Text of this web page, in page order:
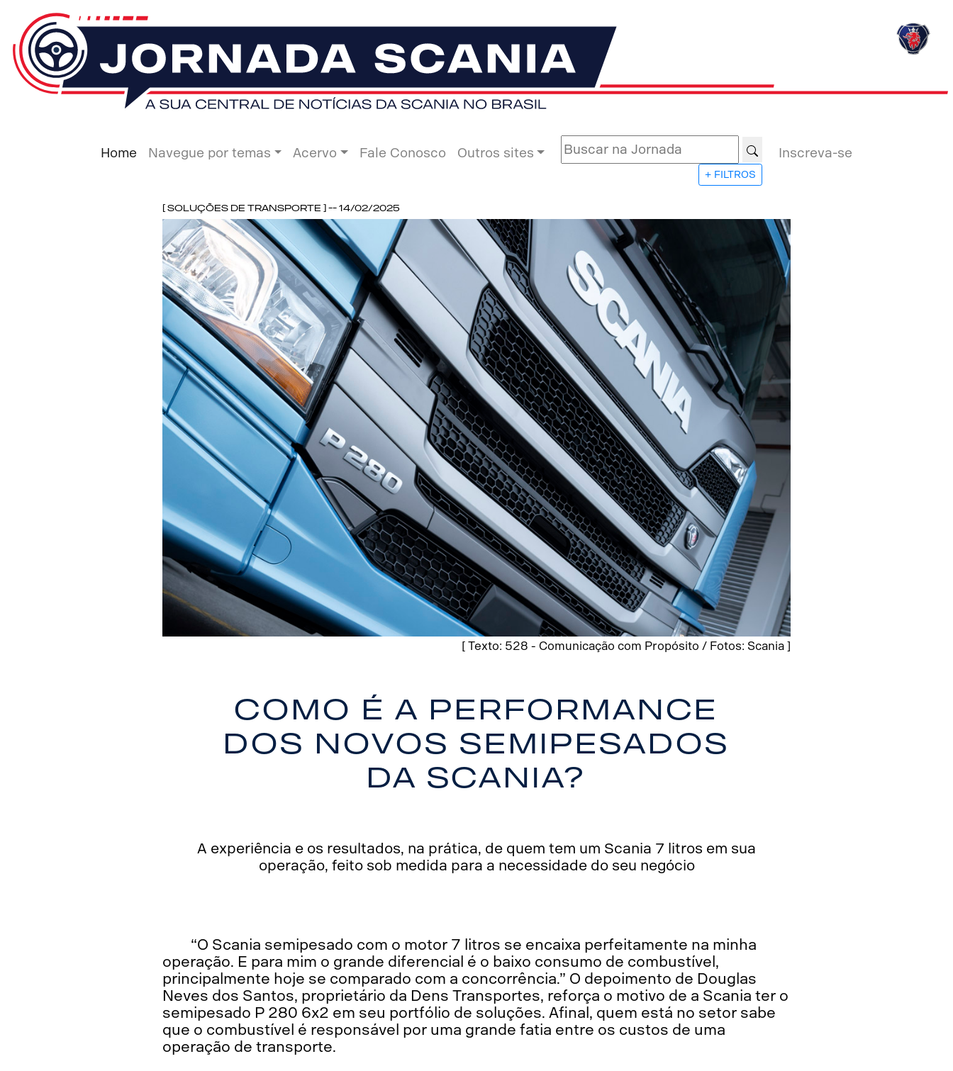
Home Navegue por temas Acervo Fale Conosco Outros sites
+ FILTROS
Inscreva-se
[ Soluções de Transporte ] -- 14/02/2025
[ Texto: 528 - Comunicação com Propósito / Fotos: Scania ]
Como é a performance
dos novos semipesados
da Scania?
A experiência e os resultados, na prática, de quem tem um Scania 7 litros em sua
operação, feito sob medida para a necessidade do seu negócio
“O Scania semipesado com o motor 7 litros se encaixa perfeitamente na minha
operação. E para mim o grande diferencial é o baixo consumo de combustível,
principalmente hoje se comparado com a concorrência.” O depoimento de Douglas
Neves dos Santos, proprietário da Dens Transportes, reforça o motivo de a Scania ter o
semipesado P 280 6x2 em seu portfólio de soluções. Afinal, quem está no setor sabe
que o combustível é responsável por uma grande fatia entre os custos de uma
operação de transporte.